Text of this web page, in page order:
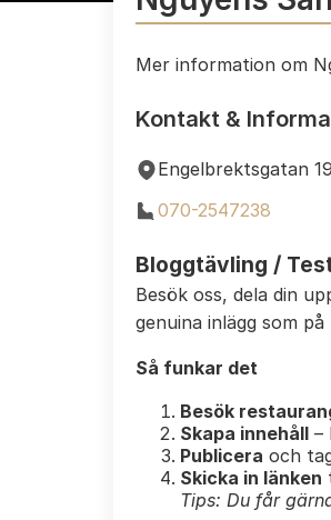
Mer information om
Kontakt &
Engelbrektsgatan
070-2547238
Bloggtävling /
Besök oss, dela din
genuina inlägg som
Så funkar det
Besök
Skapa innehåll –
Publicera och
Skicka in länken
Tips: Du får